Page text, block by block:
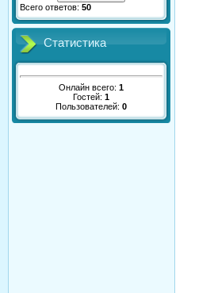
Всего ответов: 50
Статистика
Онлайн всего: 1
Гостей: 1
Пользователей: 0